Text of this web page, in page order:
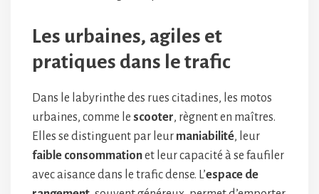
Les urbaines, agiles et
pratiques dans le trafic
Dans le labyrinthe des rues citadines, les motos
urbaines, comme le scooter, règnent en maîtres.
Elles se distinguent par leur maniabilité, leur
faible consommationet leur capacité à se faufiler
avec aisance dans le trafic dense. L’espace de